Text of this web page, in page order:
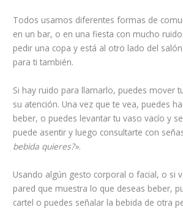
Todos usamos diferentes formas de
en un bar, o en una fiesta con mucho
pedir una copa y está al otro lado del
para ti también.
Si hay ruido para llamarlo, puedes mover
su atención. Una vez que te vea, puedes
beber, o puedes levantar tu vaso vacío y
puede asentir y luego consultarte con
bebida quieres?».
Usando algún gesto corporal o facial, o si
pared que muestra lo que deseas beber,
cartel o puedes señalar la bebida de otra